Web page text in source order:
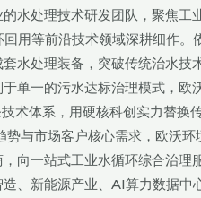
水处理技术研发团队，聚焦
用等前沿技术领域深耕细作。
水处理装备，突破传统治水技
单一的污水达标治理模式，欧
术体系，用硬核科创实力替换
与市场客户核心需求，欧沃
向一站式工业水循环综合治理
、新能源产业、AI算力数据中